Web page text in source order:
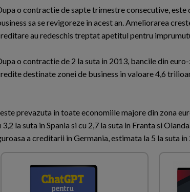
o contractie de sapte trimestre consecutive,
sa se revigoreze in acest an. Ameliorarea
au redeschis treptat apetitul pentru
o contractie de 2 la suta in 2013, bancile din
destinate zonei de business in valoare 4,6
prevazuta in toate economiile majore din zona
la suta in Spania si cu 2,7 la suta in Franta si
a creditarii in Germania, estimata la 5 la suta in